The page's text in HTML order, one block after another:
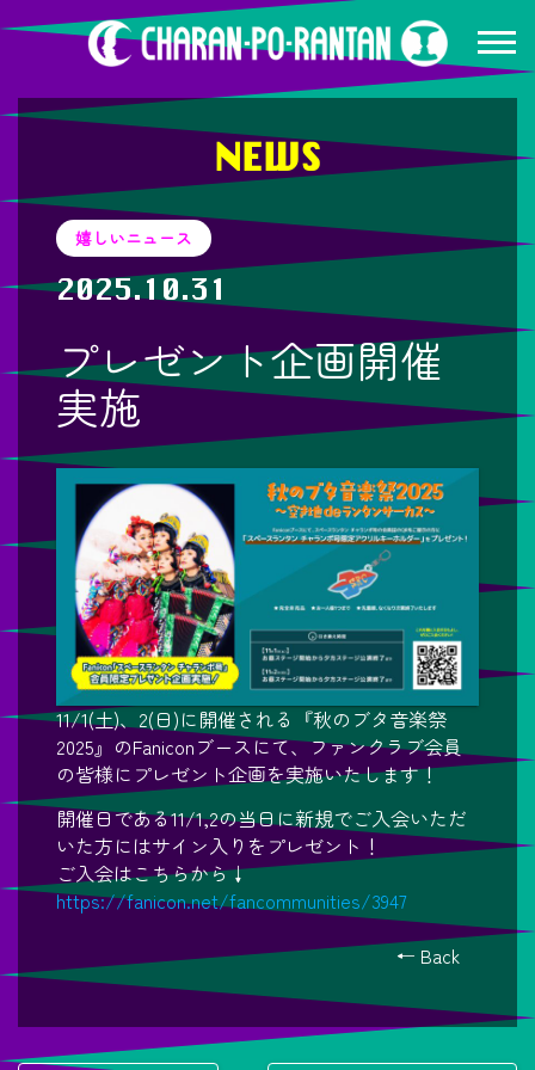
NEWS
嬉しいニュース
2025.10.31
プレゼント企画開催
実施
11/1(土)、2(日)に開催される『秋のブタ音楽祭
2025』のFaniconブースにて、ファンクラブ会員
の皆様にプレゼント企画を実施いたします！
開催日である11/1,2の当日に新規でご入会いただ
いた方にはサイン入りをプレゼント！
ご入会はこちらから↓
https://fanicon.net/fancommunities/3947
← Back